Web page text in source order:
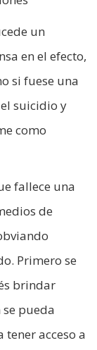
un
en el efecto,
si fuese una
suicidio y
como
fallece una
de
Primero se
brindar
pueda
acceso a